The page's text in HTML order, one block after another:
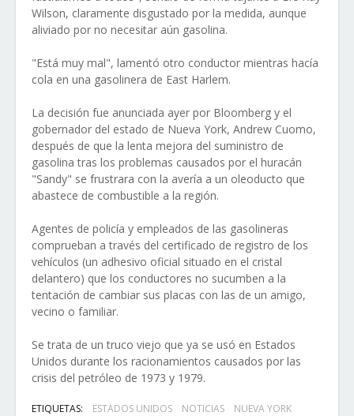
Wilson, claramente disgustado por la medida, aunque
aliviado por no necesitar aún gasolina.
"Está muy mal", lamentó otro conductor mientras hacía
cola en una gasolinera de East Harlem.
La decisión fue anunciada ayer por Bloomberg y el
gobernador del estado de Nueva York, Andrew Cuomo,
después de que la lenta mejora del suministro de
gasolina tras los problemas causados por el huracán
"Sandy" se frustrara con la avería a un oleoducto que
abastece de combustible a la región.
Agentes de policía y empleados de las gasolineras
comprueban a través del certificado de registro de los
vehículos (un adhesivo oficial situado en el cristal
delantero) que los conductores no sucumben a la
tentación de cambiar sus placas con las de un amigo,
vecino o familiar.
Se trata de un truco viejo que ya se usó en Estados
Unidos durante los racionamientos causados por las
crisis del petróleo de 1973 y 1979.
ETIQUETAS: ESTADOS UNIDOS NOTICIAS NUEVA YORK